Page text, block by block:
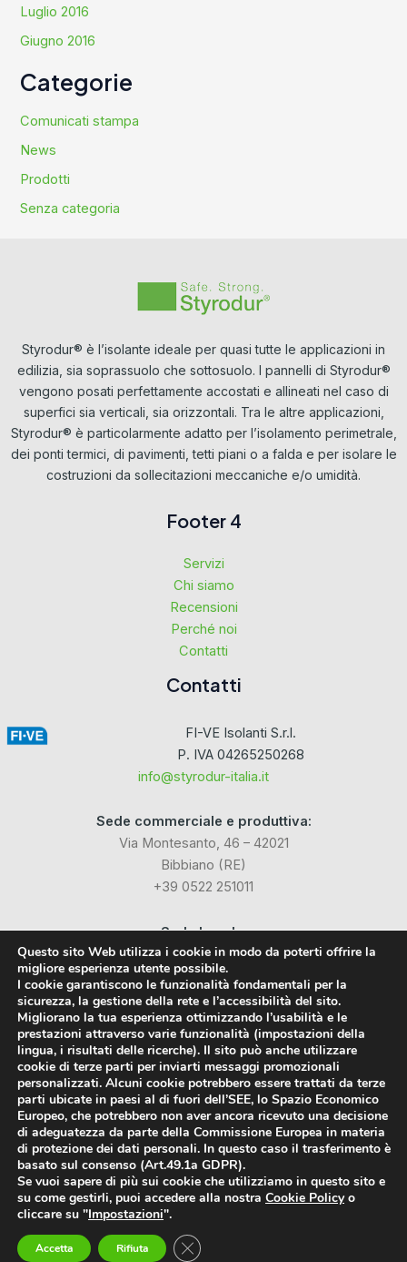
Luglio 2016
Giugno 2016
Categorie
Comunicati stampa
News
Prodotti
Senza categoria
Styrodur® è l’isolante ideale per quasi tutte le applicazioni in
edilizia, sia soprassuolo che sottosuolo. I pannelli di Styrodur®
vengono posati perfettamente accostati e allineati nel caso di
superfici sia verticali, sia orizzontali. Tra le altre applicazioni,
Styrodur® è particolarmente adatto per l’isolamento perimetrale,
dei ponti termici, di pavimenti, tetti piani o a falda e per isolare le
costruzioni da sollecitazioni meccaniche e/o umidità.
Footer 4
Servizi
Chi siamo
Recensioni
Perché noi
Contatti
Contatti
FI-VE Isolanti S.r.l.
P. IVA 04265250268
info@styrodur-italia.it
Sede commerciale e produttiva:
Via Montesanto, 46 – 42021
Bibbiano (RE)
+39 0522 251011
Sede Legale:
Via Industriale dell’Isola, 3
24040 Chignolo d’Isola (BG)
Social
Facebook
LinkedIn
Styrodur® è un marchio registrato da BASF SE
© 2018-2026 FI-VE Isolanti srl -
04265250268
Questo sito Web utilizza i cookie in modo da poterti offrire la
migliore esperienza utente possibile.
I cookie garantiscono le funzionalità fondamentali per la
sicurezza, la gestione della rete e l’accessibilità del sito.
Migliorano la tua esperienza ottimizzando l’usabilità e le
prestazioni attraverso varie funzionalità (impostazioni della
lingua, i risultati delle ricerche). Il sito può anche utilizzare
cookie di terze parti per inviarti messaggi promozionali
personalizzati. Alcuni cookie potrebbero essere trattati da terze
parti ubicate in paesi al di fuori dell’SEE, lo Spazio Economico
Europeo, che potrebbero non aver ancora ricevuto una decisione
di adeguatezza da parte della Commissione Europea in materia
di protezione dei dati personali. In questo caso il trasferimento è
basato sul consenso (Art.49.1a GDPR).
Se vuoi sapere di più sui cookie che utilizziamo in questo sito e
su come gestirli, puoi accedere alla nostra Cookie Policyo
cliccare su "Impostazioni".
Accetta Rifiuta Close GDPR Cookie Banner